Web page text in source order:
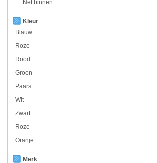
Net binnen
Kleur
Blauw
Roze
Rood
Groen
Paars
Wit
Zwart
Roze
Oranje
Merk